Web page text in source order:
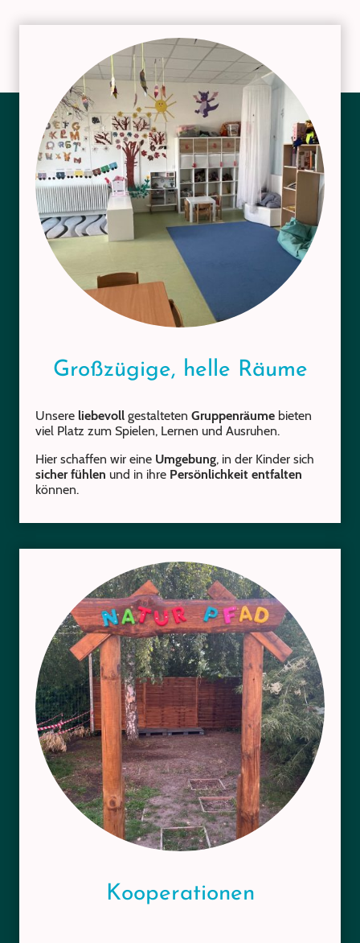
Großzügige, helle Räume
Unsere liebevoll gestalteten Gruppenräume bieten
viel Platz zum Spielen, Lernen und Ausruhen.
Hier schaffen wir eine Umgebung, in der Kinder sich
sicher fühlen und in ihre Persönlichkeit entfalten
können.
Kooperationen